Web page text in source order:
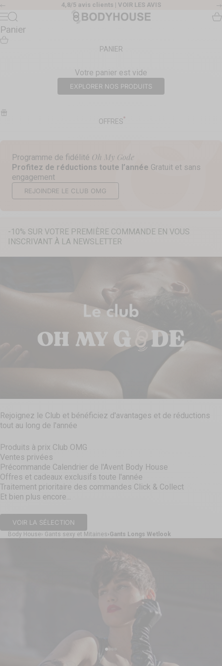
Passer au contenu
Précédent 4,8/5 avis clients | VOIR LES AVIS
Body House
Menu
Recherche
Panier
PANIER
Votre panier est vide
EXPLORER NOS PRODUITS
OFFRES
Programme de fidélité Oh My Gode
Profitez de réductions toute l’année Gratuit et sans
engagement
REJOINDRE LE CLUB OMG
-10% SUR VOTRE PREMIÈRE COMMANDE EN VOUS
INSCRIVANT À LA NEWSLETTER
Rejoignez le Club et bénéficiez d'avantages et de réductions
tout au long de l'année
Produits à prix Club OMG
Ventes privées
Précommande Calendrier de l'Avent Body House
Offres et cadeaux exclusifs toute l'année
Traitement prioritaire des commandes Click & Collect
Et bien plus encore...
VOIR LA SÉLECTION
Body House Gants sexy et Mitaines Gants Longs Wetlook
Aller à l'élément 1
Aller à l'élément 2
Aller à l'élément 3
Aller à l'élément 4